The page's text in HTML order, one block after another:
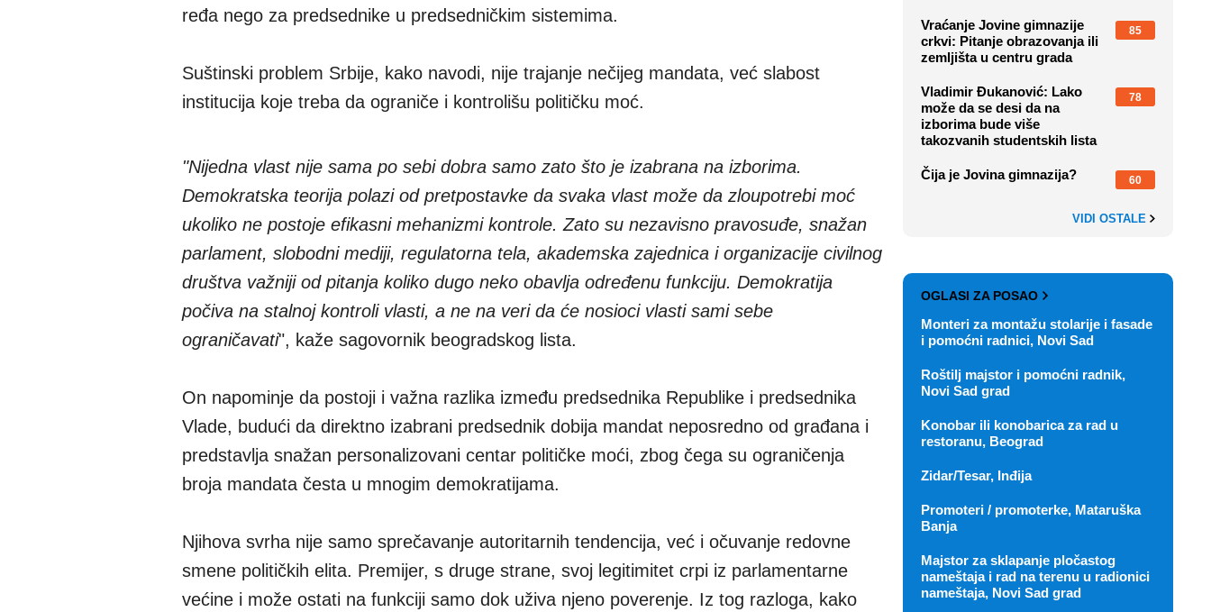
ređa nego za predsednike u predsedničkim sistemima.
Suštinski problem Srbije, kako navodi, nije trajanje nečijeg mandata, već slabost
institucija koje treba da ograniče i kontrolišu političku moć.
"Nijedna vlast nije sama po sebi dobra samo zato što je izabrana na izborima.
Demokratska teorija polazi od pretpostavke da svaka vlast može da zloupotrebi moć
ukoliko ne postoje efikasni mehanizmi kontrole. Zato su nezavisno pravosuđe, snažan
parlament, slobodni mediji, regulatorna tela, akademska zajednica i organizacije civilnog
društva važniji od pitanja koliko dugo neko obavlja određenu funkciju. Demokratija
počiva na stalnoj kontroli vlasti, a ne na veri da će nosioci vlasti sami sebe
ograničavati", kaže sagovornik beogradskog lista.
On napominje da postoji i važna razlika između predsednika Republike i predsednika
Vlade, budući da direktno izabrani predsednik dobija mandat neposredno od građana i
predstavlja snažan personalizovani centar političke moći, zbog čega su ograničenja
broja mandata česta u mnogim demokratijama.
Njihova svrha nije samo sprečavanje autoritarnih tendencija, već i očuvanje redovne
smene političkih elita. Premijer, s druge strane, svoj legitimitet crpi iz parlamentarne
većine i može ostati na funkciji samo dok uživa njeno poverenje. Iz tog razloga, kako
Vraćanje Jovine gimnazije
crkvi: Pitanje obrazovanja ili
zemljišta u centru grada
85
Vladimir Đukanović: Lako
može da se desi da na
izborima bude više
takozvanih studentskih lista
78
Čija je Jovina gimnazija? 60
VIDI OSTALE
OGLASI ZA POSAO
Monteri za montažu stolarije i fasade
i pomoćni radnici, Novi Sad
Roštilj majstor i pomoćni radnik,
Novi Sad grad
Konobar ili konobarica za rad u
restoranu, Beograd
Zidar/Tesar, Inđija
Promoteri / promoterke, Mataruška
Banja
Majstor za sklapanje pločastog
nameštaja i rad na terenu u radionici
nameštaja, Novi Sad grad